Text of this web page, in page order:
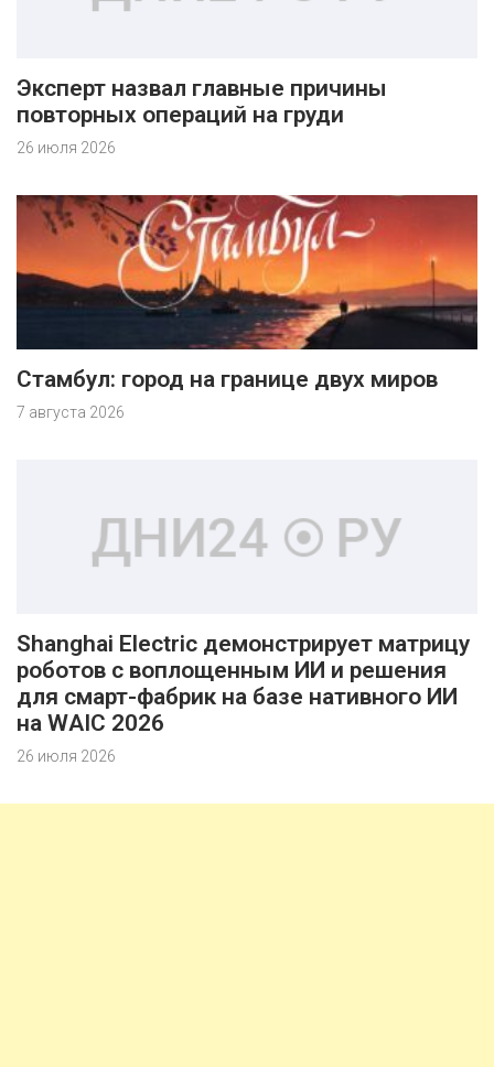
Эксперт назвал главные причины
повторных операций на груди
26 июля 2026
Стамбул: город на границе двух миров
7 августа 2026
Shanghai Electric демонстрирует матрицу
роботов с воплощенным ИИ и решения
для смарт-фабрик на базе нативного ИИ
на WAIC 2026
26 июля 2026